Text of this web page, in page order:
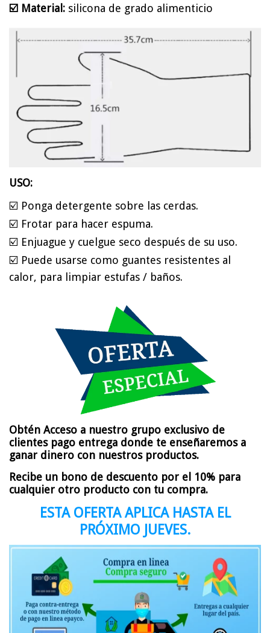
☑️ Material: silicona de grado alimenticio
USO:
☑️ Ponga detergente sobre las cerdas.
☑️ Frotar para hacer espuma.
☑️ Enjuague y cuelgue seco después de su uso.
☑️ Puede usarse como guantes resistentes al
calor, para limpiar estufas / baños.
Obtén Acceso a nuestro grupo exclusivo de
clientes pago entrega donde te enseñaremos a
ganar dinero con nuestros productos.
Recibe un bono de descuento por el 10% para
cualquier otro producto con tu compra.
ESTA OFERTA APLICA HASTA EL
PRÓXIMO JUEVES.